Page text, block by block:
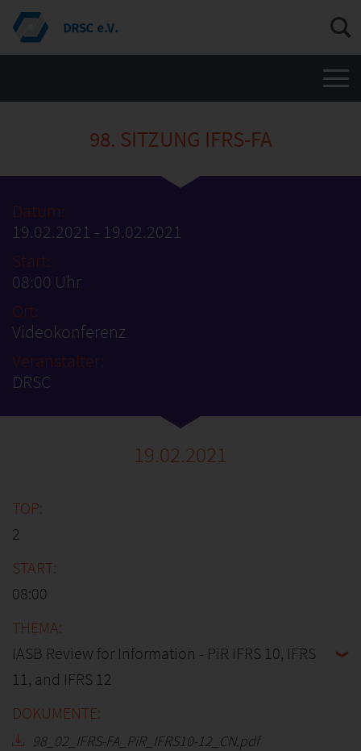
98. SITZUNG IFRS-FA
Datum:
19.02.2021 - 19.02.2021
Start:
08:00 Uhr
Ort:
Videokonferenz
Veranstalter:
DRSC
19.02.2021
2
08:00
IASB Review for Information - PiR IFRS 10, IFRS
11, and IFRS 12
98_02_IFRS-FA_PiR_IFRS10-12_CN.pdf